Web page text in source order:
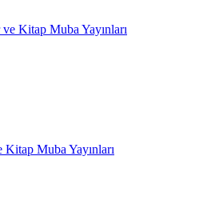
Kitap Muba Yayınları